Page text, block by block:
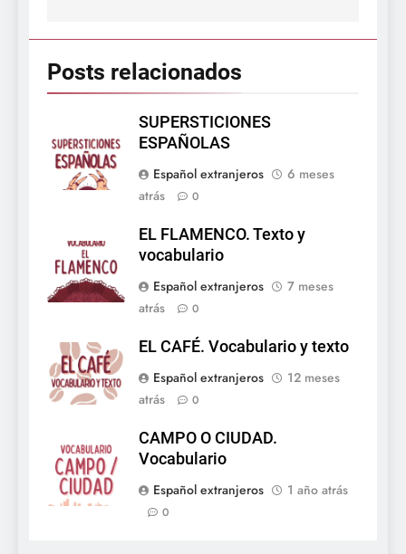
Posts relacionados
SUPERSTICIONES
ESPAÑOLAS
Español extranjeros
6 meses
atrás
0
EL FLAMENCO. Texto y
vocabulario
Español extranjeros
7 meses
atrás
0
EL CAFÉ. Vocabulario y texto
Español extranjeros
12 meses
atrás
0
CAMPO O CIUDAD.
Vocabulario
Español extranjeros
1 año atrás
0